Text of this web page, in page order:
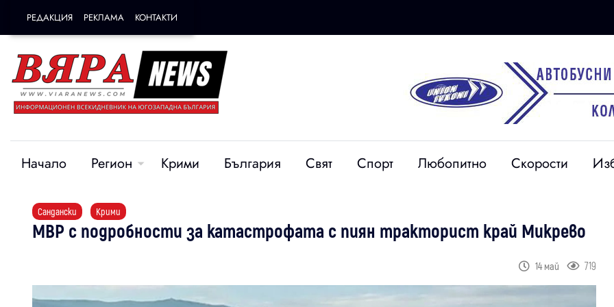
РЕДАКЦИЯ РЕКЛАМА КОНТАКТИ
Начало Регион Крими България Свят Спорт Любопитно Скорости
Сандански Крими
МВР с подробности за катастрофата с пиян тракторист край Микрево
14 май 719